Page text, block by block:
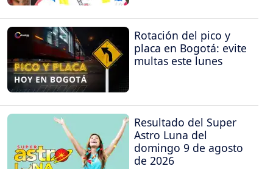
Rotación del pico y
placa en Bogotá: evite
multas este lunes
Resultado del Super
Astro Luna del
domingo 9 de agosto
de 2026